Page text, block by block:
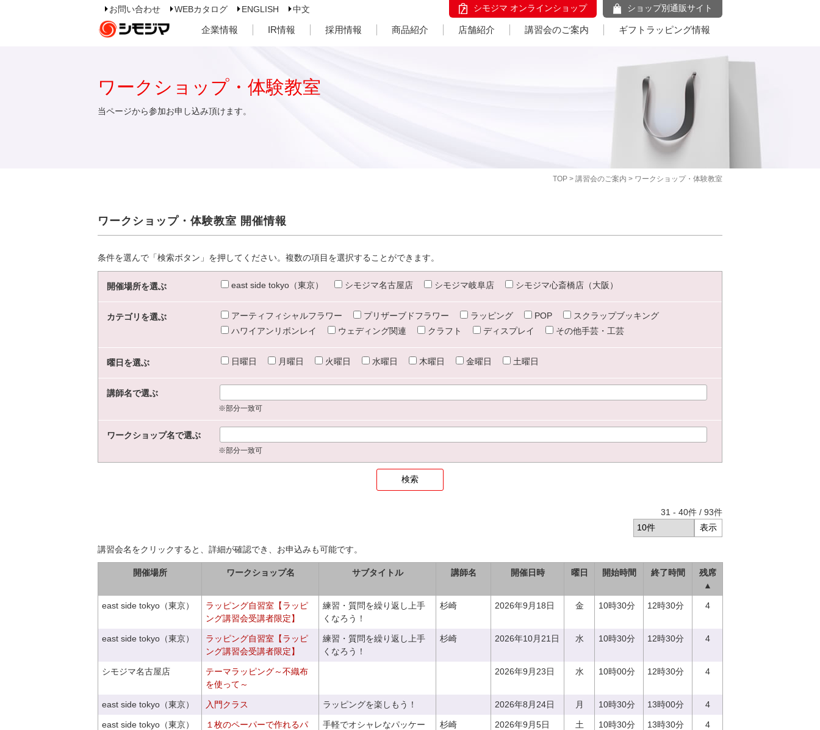
お問い合わせ WEBカタログ ENGLISH 中文 シモジマ オンラインショップ ショップ別通販サイト
企業情報 IR情報 採用情報 商品紹介 店舗紹介 講習会のご案内 ギフトラッピング情報
TOP > 講習会のご案内 > ワークショップ・体験教室
ワークショップ・体験教室
当ページから参加お申し込み頂けます。
ワークショップ・体験教室 開催情報
条件を選んで「検索ボタン」を押してください。複数の項目を選択することができます。
開催場所を選ぶ east side tokyo（東京） シモジマ名古屋店 シモジマ岐阜店 シモジマ心斎橋店（大阪）
カテゴリを選ぶ アーティフィシャルフラワー プリザーブドフラワー ラッピング POP
スクラップブッキング
ハワイアンリボンレイ
ウェディング関連 クラフト ディスプレイ その他手芸・工芸
曜日を選ぶ 日曜日 月曜日 火曜日 水曜日 木曜日 金曜日 土曜日
講師名で選ぶ
※部分一致可
ワークショップ名で選ぶ
※部分一致可
31 - 40件 / 93件
講習会名をクリックすると、詳細が確認でき、お申込みも可能です。
開催場所 ワークショップ名 サブタイトル 講師名 開催日時 曜日 開始時間 終了時間
残席
▲
east side tokyo（東京）
ラッピング自習室【ラッピ
ング講習会受講者限定】
練習・質問を繰り返し上手
くなろう！
杉崎 2026年9月18日 金 10時30分 12時30分 4
east side tokyo（東京）
ラッピング自習室【ラッピ
ング講習会受講者限定】
練習・質問を繰り返し上手
くなろう！
杉崎 2026年10月21日 水 10時30分 12時30分 4
シモジマ名古屋店
テーマラッピング～不織布
を使って～
2026年9月23日 水 10時00分 12時30分 4
east side tokyo（東京） 入門クラス ラッピングを楽しもう！ 2026年8月24日 月 10時30分 13時00分 4
east side tokyo（東京）
１枚のペーパーで作れるパ
手軽でオシャレなパッケー
杉崎 2026年9月5日 土 10時30分 13時30分 4